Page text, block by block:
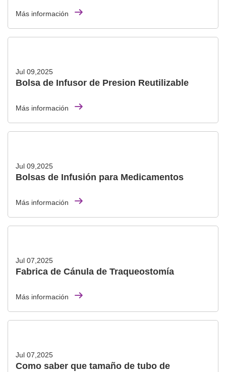
Más información
Jul 09,2025
Bolsa de Infusor de Presion Reutilizable
Más información
Jul 09,2025
Bolsas de Infusión para Medicamentos
Más información
Jul 07,2025
Fabrica de Cánula de Traqueostomía
Más información
Jul 07,2025
Como saber que tamaño de tubo de